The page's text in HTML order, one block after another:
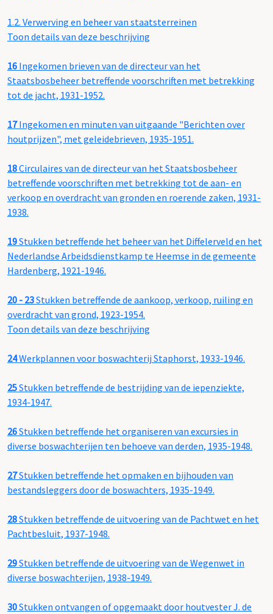
1.2. Verwerving en beheer van staatsterreinen
Toon details van deze beschrijving
16 Ingekomen brieven van de directeur van het
Staatsbosbeheer betreffende voorschriften met betrekking
tot de jacht, 1931-1952.
17Ingekomen en minuten van uitgaande "Berichten over
houtprijzen", met geleidebrieven, 1935-1951.
18Circulaires van de directeur van het Staatsbosbeheer
betreffende voorschriften met betrekking tot de aan- en
verkoop en overdracht van gronden en roerende zaken, 1931-
1938.
19Stukken betreffende het beheer van het Diffelerveld en het
Nederlandse Arbeidsdienstkamp te Heemse in de gemeente
Hardenberg, 1921-1946.
20 - 23Stukken betreffende de aankoop, verkoop, ruiling en
overdracht van grond, 1923-1954.
Toon details van deze beschrijving
24Werkplannen voor boswachterij Staphorst, 1933-1946.
25Stukken betreffende de bestrijding van de iepenziekte,
1934-1947.
26Stukken betreffende het organiseren van excursies in
diverse boswachterijen ten behoeve van derden, 1935-1948.
27Stukken betreffende het opmaken en bijhouden van
bestandsleggers door de boswachters, 1935-1949.
28Stukken betreffende de uitvoering van de Pachtwet en het
Pachtbesluit, 1937-1948.
29Stukken betreffende de uitvoering van de Wegenwet in
diverse boswachterijen, 1938-1949.
30Stukken ontvangen of opgemaakt door houtvester J. de